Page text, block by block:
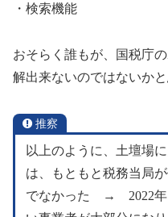
・検索機能
おそらく誰もが、国税庁
解出来ないのではないかと
推察
以上のように、土壇場
は、もともと税務当局
でなかった → 2022年1